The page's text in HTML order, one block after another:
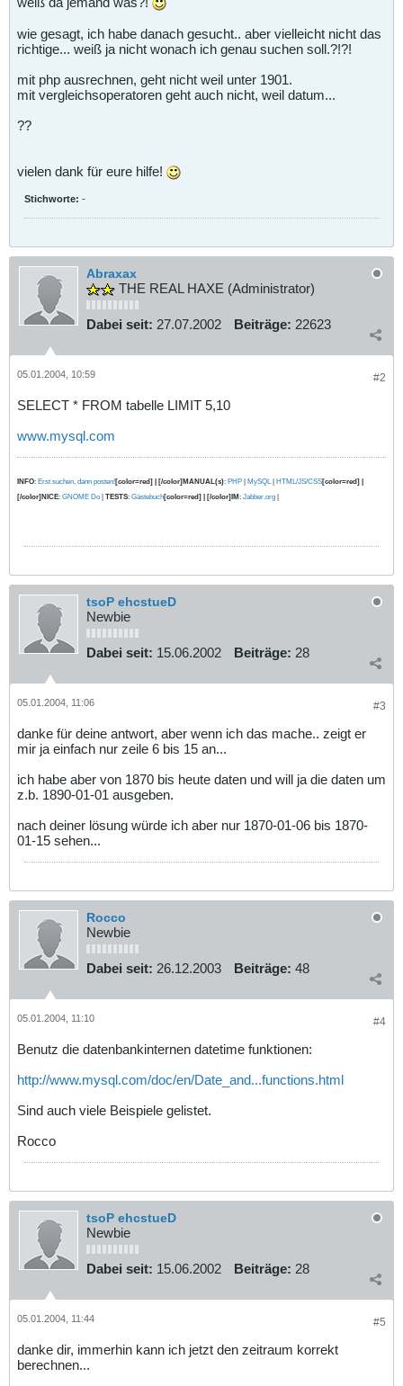
wie gesagt, ich habe danach gesucht.. aber vielleicht nicht das
richtige... weiß ja nicht wonach ich genau suchen soll.?!?!
mit php ausrechnen, geht nicht weil unter 1901.
mit vergleichsoperatoren geht auch nicht, weil datum...
??
vielen dank für eure hilfe!
Stichworte: -
Abraxax
THE REAL HAXE (Administrator)
Dabei seit: 27.07.2002 Beiträge: 22623
#2
05.01.2004, 10:59
SELECT * FROM tabelle LIMIT 5,10
www.mysql.com
INFO: Erst suchen, dann posten![color=red] | [/color]MANUAL(s): PHP MySQL HTML/JS/CSS[color=red] |
[/color]NICE: GNOME Do TESTS: Gästebuch[color=red] | [/color]IM : Jabber.org
tsoP ehcstueD
Newbie
Dabei seit: 15.06.2002 Beiträge: 28
#3
05.01.2004, 11:06
danke für deine antwort, aber wenn ich das mache.. zeigt er
mir ja einfach nur zeile 6 bis 15 an...
ich habe aber von 1870 bis heute daten und will ja die daten um
z.b. 1890-01-01 ausgeben.
nach deiner lösung würde ich aber nur 1870-01-06 bis 1870-
01-15 sehen...
Rocco
Newbie
Dabei seit: 26.12.2003 Beiträge: 48
#4
05.01.2004, 11:10
Benutz die datenbankinternen datetime funktionen:
http://www.mysql.com/doc/en/Date_and...functions.html
Sind auch viele Beispiele gelistet.
Rocco
tsoP ehcstueD
Newbie
Dabei seit: 15.06.2002 Beiträge: 28
#5
05.01.2004, 11:44
danke dir, immerhin kann ich jetzt den zeitraum korrekt
berechnen...